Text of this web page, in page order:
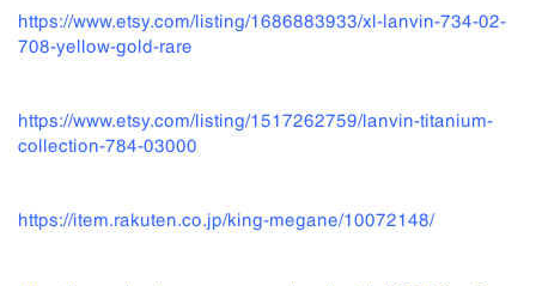
https://www.etsy.com/listing/1686883933/xl-lanvin-734-02-
708-yellow-gold-rare
https://www.etsy.com/listing/1517262759/lanvin-titanium-
collection-784-03000
https://item.rakuten.co.jp/king-megane/10072148/